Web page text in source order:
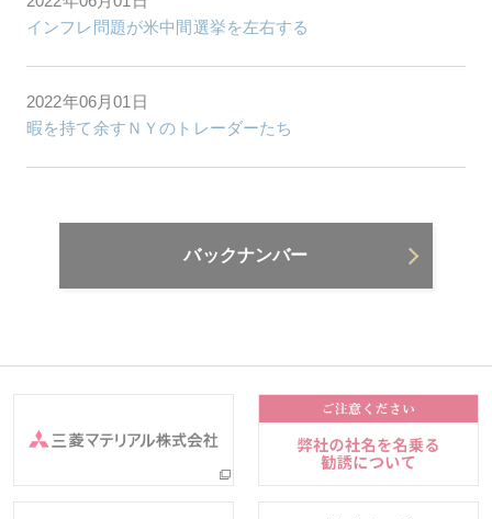
インフレ問題が米中間選挙を左右する
2022年06月01日
暇を持て余すＮＹのトレーダーたち
バックナンバー